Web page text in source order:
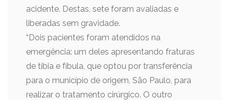
acidente. Destas, sete foram avaliadas e
liberadas sem gravidade.
“Dois pacientes foram atendidos na
emergência: um deles apresentando fraturas
de tíbia e fíbula, que optou por transferência
para o município de origem, São Paulo, para
realizar o tratamento cirúrgico. O outro